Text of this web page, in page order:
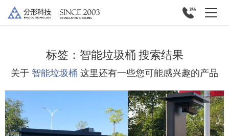
标签： 智能垃圾桶 搜索结果
关于 智能垃圾桶 这里还有一些您可能感兴趣的产品